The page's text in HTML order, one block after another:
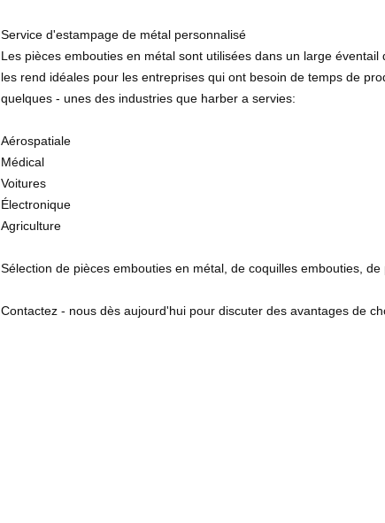
Service d'estampage de métal personnalisé
Les pièces embouties en métal sont utilisées dans un large
les rend idéales pour les entreprises qui ont besoin de temps de
quelques - unes des industries que harber a servies:
Aérospatiale
Médical
Voitures
Électronique
Agriculture
Sélection de pièces embouties en métal, de coquilles embouties,
Contactez - nous dès aujourd'hui pour discuter des avantages de